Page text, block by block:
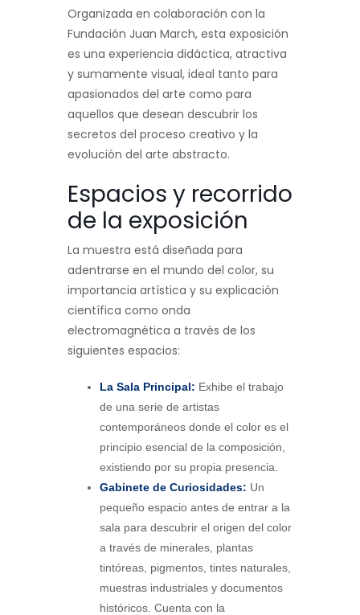
Organizada en colaboración con la
Fundación Juan March, esta exposición
es una experiencia didáctica, atractiva
y sumamente visual, ideal tanto para
apasionados del arte como para
aquellos que desean descubrir los
secretos del proceso creativo y la
evolución del arte abstracto.
Espacios y recorrido
de la exposición
La muestra está diseñada para
adentrarse en el mundo del color, su
importancia artística y su explicación
científica como onda
electromagnética a través de los
siguientes espacios:
La Sala Principal: Exhibe el trabajo
de una serie de artistas
contemporáneos donde el color es el
principio esencial de la composición,
existiendo por su propia presencia.
Gabinete de Curiosidades: Un
pequeño espacio antes de entrar a la
sala para descubrir el origen del color
a través de minerales, plantas
tintóreas, pigmentos, tintes naturales,
muestras industriales y documentos
históricos. Cuenta con la